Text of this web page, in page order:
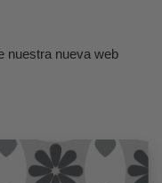
nuestra nueva web